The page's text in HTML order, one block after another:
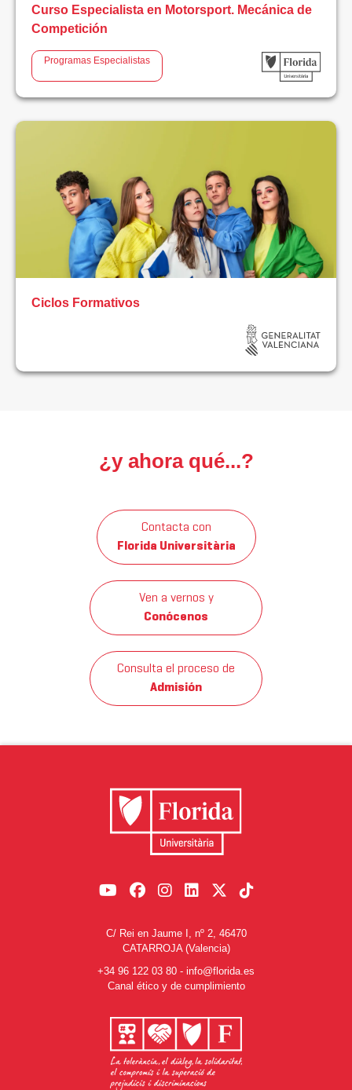
Curso Especialista en Motorsport. Mecánica de
Competición
Programas Especialistas
Ciclos Formativos
¿y ahora qué...?
Contacta con
Florida Universitària
Ven a vernos y
Conócenos
Consulta el proceso de
Admisión
C/ Rei en Jaume I, nº 2, 46470
CATARROJA (Valencia)
+34 96 122 03 80 - info@florida.es
Canal ético y de cumplimiento